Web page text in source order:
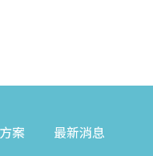
案
最新消息